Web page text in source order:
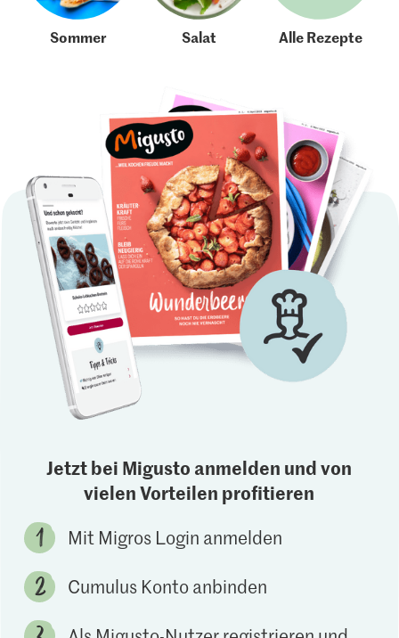
Sommer Salat Alle Rezepte
Jetzt bei Migusto anmelden und von
vielen Vorteilen profitieren
Mit Migros Login anmelden
Cumulus Konto anbinden